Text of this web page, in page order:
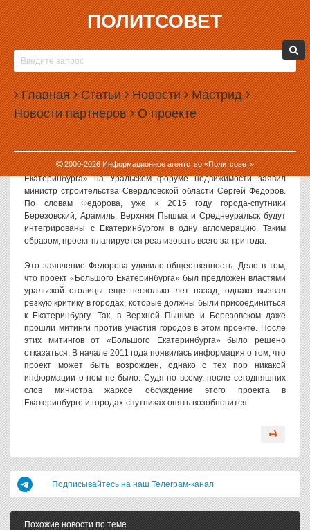
ПОЛИТСОВЕТ
Главная Статьи Новости Мастрид
Новости партнеров О проекте
2000-2026Информационное агентство «Политсовет»
11.10.2012, 12:38
ЕКАТЕРИНБУРГ СНОВА ХОТЯТ ОБЪЕДИНЯТЬ
СО СПУТНИКАМИ
Свердловские власти намерены вернуться к проекту «Большой
Екатеринбург», предполагающему объединение Екатеринбурга с
городами-спутниками. Ранее считалось, что этот проект
реализован не будет.
Как передает наш корреспондент, о реализации «Большого
Екатеринбурга» на Уральском форуме недвижимости заявил
министр строительства Свердловской области Сергей Федоров.
По словам Федорова, уже к 2015 году города-спутники
Березовский, Арамиль, Верхняя Пышма и Среднеуральск будут
интегрированы с Екатеринбургом в одну агломерацию. Таким
образом, проект планируется реализовать всего за три года.
Это заявление Федорова удивило общественность. Дело в том,
что проект «Большого Екатеринбурга» был предложен властями
уральской столицы еще несколько лет назад, однако вызвал
резкую критику в городах, которые должны были присоединиться
к Екатеринбургу. Так, в Верхней Пышме и Березовском даже
прошли митинги против участия городов в этом проекте. После
этих митингов от «Большого Екатеринбурга» было решено
отказаться. В начале 2011 года появилась информация о том, что
проект может быть возрожден, однако с тех пор никакой
информации о нем не было. Судя по всему, после сегодняшних
слов министра жаркое обсуждение этого проекта в
Екатеринбурге и городах-спутниках опять возобновится.
Подписывайтесь на наш Телеграм-канал
Похожие новости по теме